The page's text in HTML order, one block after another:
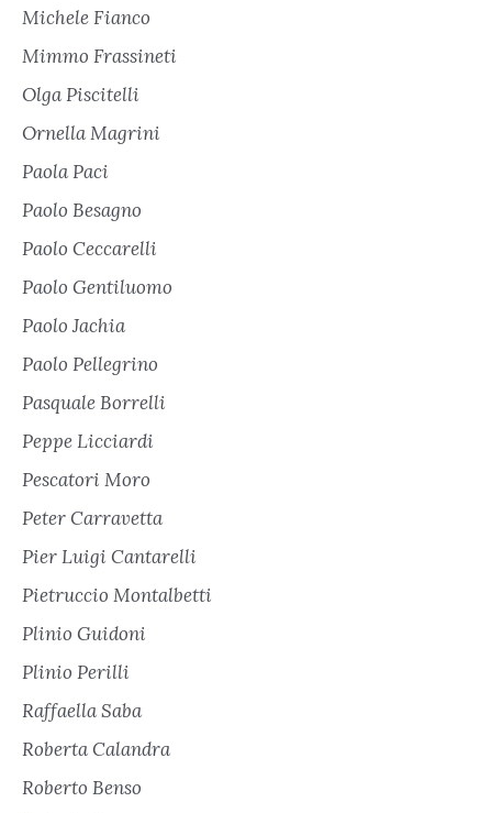
Michele Fianco
Mimmo Frassineti
Olga Piscitelli
Ornella Magrini
Paola Paci
Paolo Besagno
Paolo Ceccarelli
Paolo Gentiluomo
Paolo Jachia
Paolo Pellegrino
Pasquale Borrelli
Peppe Licciardi
Pescatori Moro
Peter Carravetta
Pier Luigi Cantarelli
Pietruccio Montalbetti
Plinio Guidoni
Plinio Perilli
Raffaella Saba
Roberta Calandra
Roberto Benso